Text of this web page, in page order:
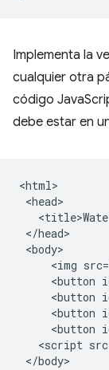
Implementa la
cualquier otra
código
debe estar en
<html>
<head>
</head>
<body>
<img
<button
<button
<button
<button
<script
</body>